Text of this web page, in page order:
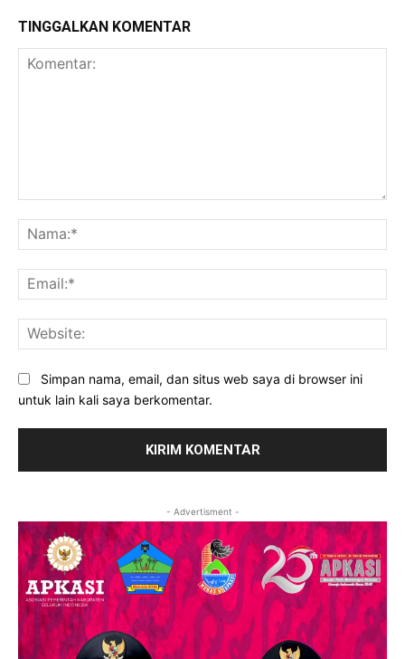
TINGGALKAN KOMENTAR
Simpan nama, email, dan situs web saya di browser ini
untuk lain kali saya berkomentar.
- Advertisment -